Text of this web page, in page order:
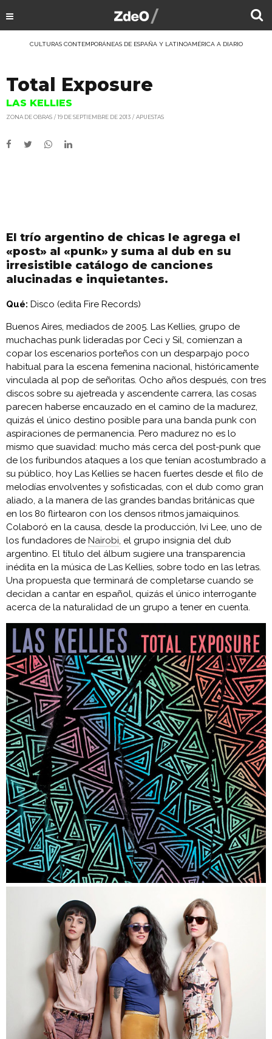
CULTURAS CONTEMPORÁNEAS DE ESPAÑA Y LATINOAMÉRICA A DIARIO
Total Exposure
LAS KELLIES
ZONA DE OBRAS 19 DE SEPTIEMBRE DE 2013 APUESTAS
El trío argentino de chicas le agrega el
«post» al «punk» y suma al dub en su
irresistible catálogo de canciones
alucinadas e inquietantes.
Qué: Disco (edita Fire Records)
Buenos Aires, mediados de 2005. Las Kellies, grupo de
muchachas punk lideradas por Ceci y Sil, comienzan a
copar los escenarios porteños con un desparpajo poco
habitual para la escena femenina nacional, históricamente
vinculada al pop de señoritas. Ocho años después, con tres
discos sobre su ajetreada y ascendente carrera, las cosas
parecen haberse encauzado en el camino de la madurez,
quizás el único destino posible para una banda punk con
aspiraciones de permanencia. Pero madurez no es lo
mismo que suavidad: mucho más cerca del post-punk que
de los furibundos ataques a los que tenían acostumbrado a
su público, hoy Las Kellies se hacen fuertes desde el filo de
melodías envolventes y sofisticadas, con el dub como gran
aliado, a la manera de las grandes bandas británicas que
en los 80 flirtearon con los densos ritmos jamaiquinos.
Colaboró en la causa, desde la producción, Ivi Lee, uno de
los fundadores de Nairobi, el grupo insignia del dub
argentino. El título del álbum sugiere una transparencia
inédita en la música de Las Kellies, sobre todo en las letras.
Una propuesta que terminará de completarse cuando se
decidan a cantar en español, quizás el único interrogante
acerca de la naturalidad de un grupo a tener en cuenta.